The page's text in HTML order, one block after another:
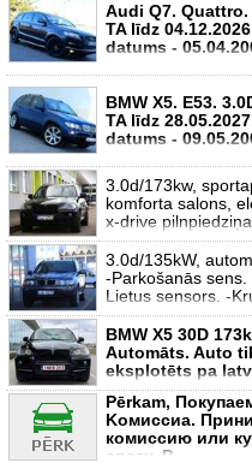
Audi Q7.
TA līdz
datums -
BMW X5. E53.
TA līdz
datums -
3.0d/173kw,
komforta salons,
x-drive
3.0d/135kW,
-Parkošanās
Lietus sensors. -
BMW X5 30D
Automāts. Auto
eksplotēts pa
Pērkam,
Kомиссиa.
комиссию или
сразу. P